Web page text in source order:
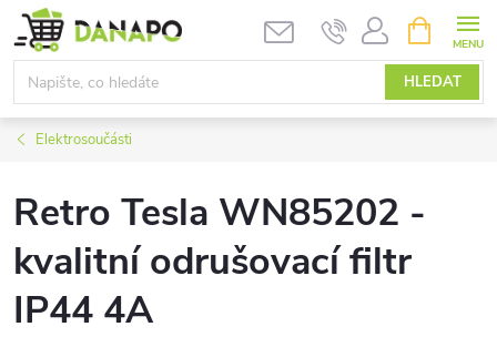
Přejít
na
obsah
HLEDAT
NÁKUPNÍ
KOŠÍK
Elektrosoučásti
Retro Tesla WN85202 -
kvalitní odrušovací filtr
IP44 4A